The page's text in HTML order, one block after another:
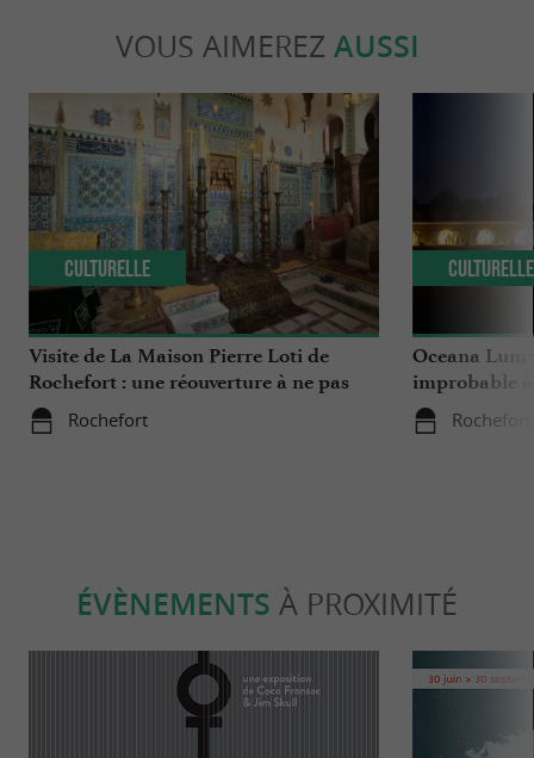
VOUS AIMEREZ AUSSI
Visite de La Maison Pierre Loti de
Rochefort : une réouverture à ne pas
manquer
Rochefort
Culturelle
Oceana
improbable
Rochefort
Culturelle
ÉVÈNEMENTS À PROXIMITÉ